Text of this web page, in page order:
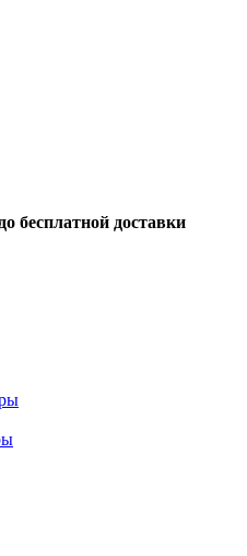
бесплатной доставки